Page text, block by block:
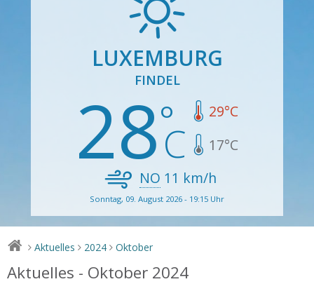
LUXEMBURG
FINDEL
28 29°C
17°C
NO 11 km/h
Sonntag, 09. August 2026 - 19:15 Uhr
> Aktuelles > 2024 > Oktober
Aktuelles - Oktober 2024